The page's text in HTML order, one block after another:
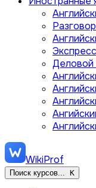
Деловой
WikiProf
Поиск курсов... K